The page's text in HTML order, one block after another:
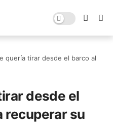
quería tirar desde el barco al
desde el
recuperar su